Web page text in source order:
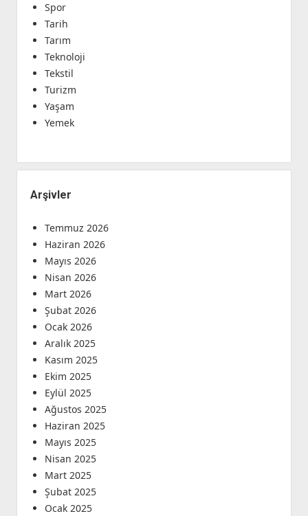
Spor
Tarih
Tarım
Teknoloji
Tekstil
Turizm
Yaşam
Yemek
Arşivler
Temmuz 2026
Haziran 2026
Mayıs 2026
Nisan 2026
Mart 2026
Şubat 2026
Ocak 2026
Aralık 2025
Kasım 2025
Ekim 2025
Eylül 2025
Ağustos 2025
Haziran 2025
Mayıs 2025
Nisan 2025
Mart 2025
Şubat 2025
Ocak 2025